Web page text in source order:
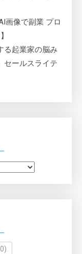
画像で副業 プロ
る起業家の脳み
セールスライテ